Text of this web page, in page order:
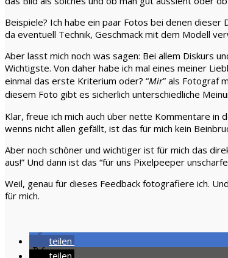
Beispiele? Ich habe ein paar Fotos bei denen
da eventuell Technik, Geschmack mit dem Modell
Aber lasst mich noch was sagen: Bei allem Diskurs
Wichtigste. Von daher habe ich mal eines meiner
einmal das erste Kriterium oder? “Mir” als Fotograf
diesem Foto gibt es sicherlich unterschiedliche
Klar, freue ich mich auch über nette Kommentare in
wenns nicht allen gefällt, ist das für mich kein
Aber noch schöner und wichtiger ist für mich das
aus!” Und dann ist das “für uns Pixelpeeper
Weil, genau für dieses Feedback fotografiere ich.
für mich.
teilen
teilen